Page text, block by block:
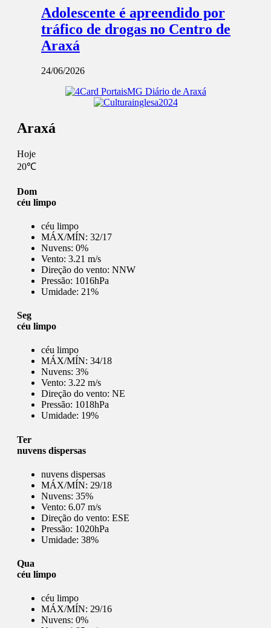
Adolescente é apreendido por
tráfico de drogas no Centro de
Araxá
24/06/2026
Araxá
Hoje
20℃
Dom
céu limpo
céu limpo
MÁX/MÍN: 32/17
Nuvens: 0%
Vento: 3.21 m/s
Direção do vento: NNW
Pressão: 1016hPa
Umidade: 21%
Seg
céu limpo
céu limpo
MÁX/MÍN: 34/18
Nuvens: 3%
Vento: 3.22 m/s
Direção do vento: NE
Pressão: 1018hPa
Umidade: 19%
Ter
nuvens dispersas
nuvens dispersas
MÁX/MÍN: 29/18
Nuvens: 35%
Vento: 6.07 m/s
Direção do vento: ESE
Pressão: 1020hPa
Umidade: 38%
Qua
céu limpo
céu limpo
MÁX/MÍN: 29/16
Nuvens: 0%